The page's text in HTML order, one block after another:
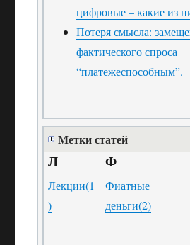
цифровые – какие
Потеря смысла:
фактического спроса
“платежеспособным”.
Метки статей
Л
Лекции(1
)
Ф
Фиатные
деньги(2)